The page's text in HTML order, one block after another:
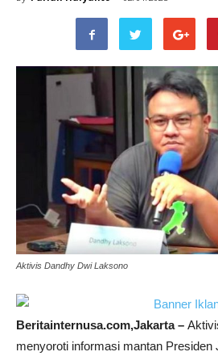
Aktivis Dandhy Dwi Laksono
Beritainternusa.com,Jakarta –
menyoroti informasi mantan Presiden